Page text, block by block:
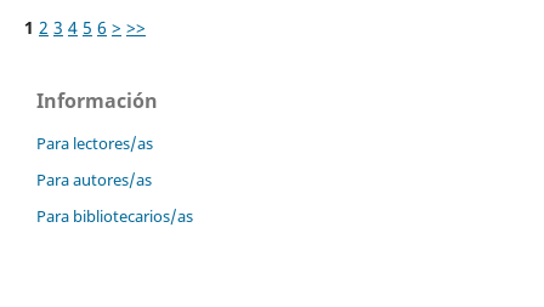
1 2 3 4 5 6 > >>
Información
Para lectores/as
Para autores/as
Para bibliotecarios/as